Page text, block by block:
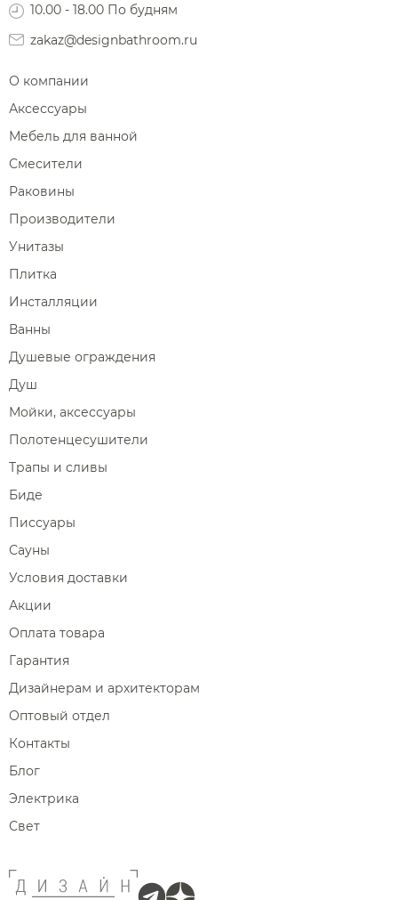
10.00 - 18.00 По будням
zakaz@designbathroom.ru
О компании
Аксессуары
Мебель для ванной
Смесители
Раковины
Производители
Унитазы
Плитка
Инсталляции
Ванны
Душевые ограждения
Душ
Мойки, аксессуары
Полотенцесушители
Трапы и сливы
Биде
Писсуары
Сауны
Условия доставки
Акции
Оплата товара
Гарантия
Дизайнерам и архитекторам
Оптовый отдел
Контакты
Блог
Электрика
Свет